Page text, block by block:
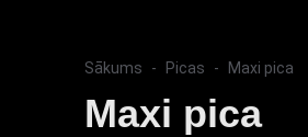
Sākums Picas Maxi pica
Maxi pica